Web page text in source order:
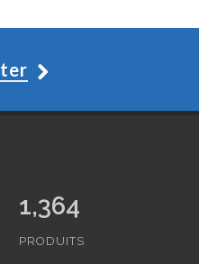
1,364
PRODUITS